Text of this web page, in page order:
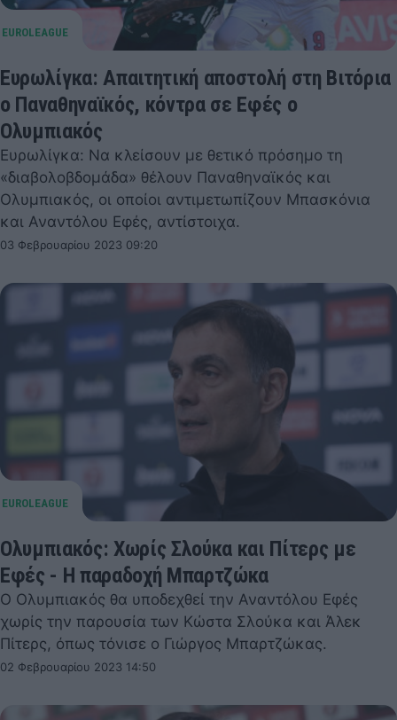
Ευρωλίγκα: Απαιτητική αποστολή στη Βιτόρια
ο Παναθηναϊκός, κόντρα σε Εφές ο
Ολυμπιακός
Ευρωλίγκα: Να κλείσουν με θετικό πρόσημο τη
«διαβολοβδομάδα» θέλουν Παναθηναϊκός και
Ολυμπιακός, οι οποίοι αντιμετωπίζουν Μπασκόνια
και Αναντόλου Εφές, αντίστοιχα.
03 Φεβρουαρίου 2023 09:20
Ολυμπιακός: Χωρίς Σλούκα και Πίτερς με
Εφές - Η παραδοχή Μπαρτζώκα
Ο Ολυμπιακός θα υποδεχθεί την Αναντόλου Εφές
χωρίς την παρουσία των Κώστα Σλούκα και Άλεκ
Πίτερς, όπως τόνισε ο Γιώργος Μπαρτζώκας.
02 Φεβρουαρίου 2023 14:50